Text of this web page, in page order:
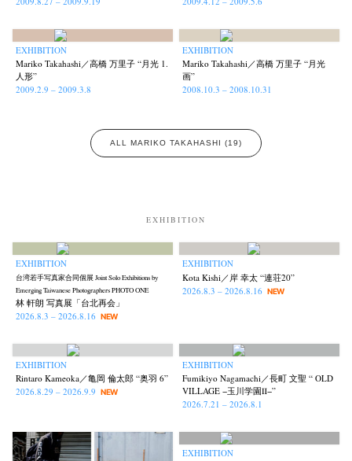
Akifumi Tanaka (7) Fumikiyo Nagamachi (27) Kazumichi Hashimoto (6)
Kazuyuki Kawaguchi Keiko Sasaoka (267) Keizo Kitajima
(61) Naoki Ohji (66) Naonori Oshima (38)
photographers' gallery File photographers’ gallery press
Takuro Yoneda
(41) (5) (7) (9)
EXHIBITION
Mariko Takahashi／高橋 万里子 “月光 1.
人形”
2009.2.9 – 2009.3.8
EXHIBITION
Mariko Takahashi／高橋 万里子 “月光
画”
2008.10.3 – 2008.10.31
ALL MARIKO TAKAHASHI (19)
EXHIBITION
EXHIBITION
台湾若手写真家合同個展 Joint Solo Exhibitions by
Emerging Taiwanese Photographers PHOTO ONE
林 軒朗 写真展「台北再会」
2026.8.3 – 2026.8.16
NEW
EXHIBITION
Kota Kishi／岸 幸太 “連荘20”
2026.8.3 – 2026.8.16 NEW
EXHIBITION
Rintaro Kameoka／亀岡 倫太郎 “奥羽 6”
2026.8.29 – 2026.9.9
NEW
EXHIBITION
Fumikiyo Nagamachi／長町 文聖 “ OLD
VILLAGE −玉川学園Ⅱ−”
2026.7.21 – 2026.8.1
EXHIBITION